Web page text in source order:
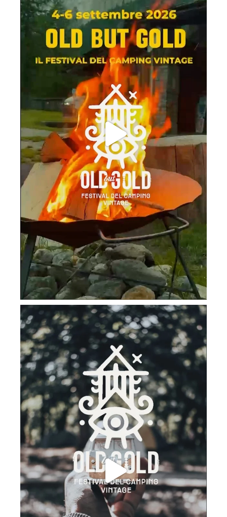
campinghobo
Lug 24